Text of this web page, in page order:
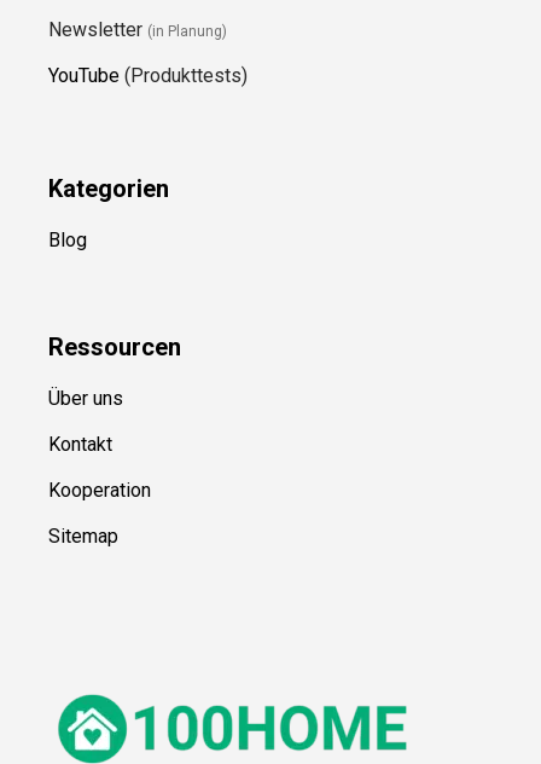
Newsletter (in Planung)
YouTube (Produkttests)
Kategorien
Blog
Ressourcen
Über uns
Kontakt
Kooperation
Sitemap